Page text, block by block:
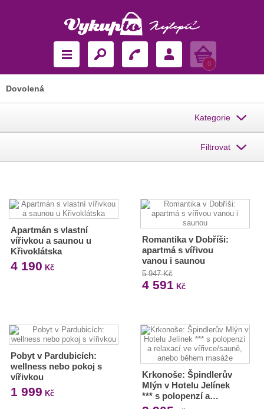
Košík
0
Dovolená
Kategorie
Filtrovat
Apartmán s vlastní
vířivkou a saunou u
Křivoklátska
4 190 Kč
Romantika v Dobříši:
apartmá s vířivou
vanou i saunou
5 947 Kč
4 591 Kč
Pobyt v Pardubicích:
wellness nebo pokoj s
vířivkou
1 999 Kč
Krkonoše: Špindlerův
Mlýn v Hotelu Jelínek
*** s polopenzí a…